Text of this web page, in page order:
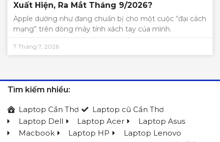
Xuất Hiện, Ra Mắt Tháng 9/2026?
Apple dường như đang chuẩn bị cho một cuộc “đại cách
mạng” trên dòng máy tính xách tay của mình.
7 Tháng 7, 2026
Tìm kiếm nhiều:
Laptop Cần Thơ
Laptop cũ Cần Thơ
Laptop Dell
Laptop Acer
Laptop Asus
Macbook
Laptop HP
Laptop Lenovo